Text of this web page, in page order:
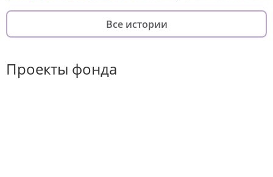
Все истории
Проекты фонда